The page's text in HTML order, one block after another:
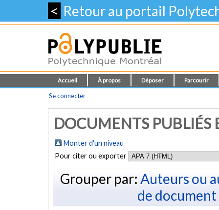
< Retour au portail
Accueil À propos Déposer Parcourir
Se connecter
DOCUMENTS PUBLIÉS
Monter d'un niveau
Pour citer ou exporter
Grouper par: Auteurs ou
de document